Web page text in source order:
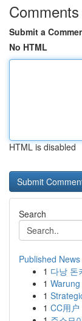
Comments
Submit a
No HTML
HTML is disabled
Search
Published News
1 다낭 돈
1
1
1 CC用